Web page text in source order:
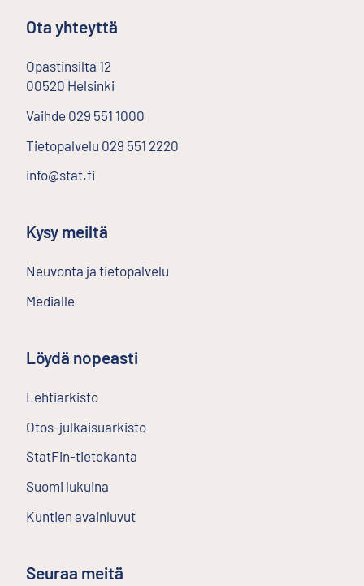
Ota yhteyttä
Opastinsilta 12
00520 Helsinki
Vaihde 029 551 1000
Tietopalvelu 029 551 2220
info@stat.fi
Kysy meiltä
Neuvonta ja tietopalvelu
Medialle
Löydä nopeasti
Lehtiarkisto
Otos-julkaisuarkisto
StatFin-tietokanta
Suomi lukuina
Kuntien avainluvut
Seuraa meitä